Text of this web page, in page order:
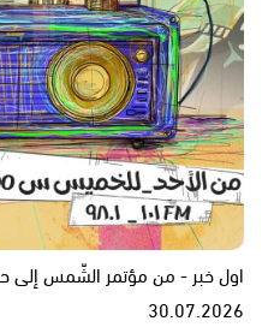
اول خبر - من مؤتمر الشّمس إلى
30.07.2026